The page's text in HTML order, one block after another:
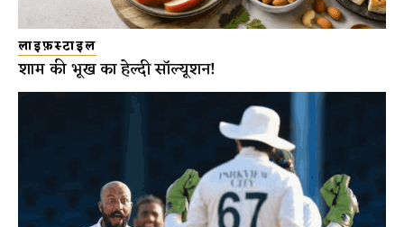
लाइफ़स्टाइल
शाम की भूख का हेल्दी सॉल्यूशन!